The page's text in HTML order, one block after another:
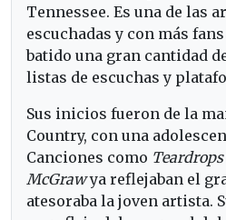
Tennessee. Es una de las
escuchadas y con más
batido una gran cantidad
listas de escuchas y
Sus inicios fueron de la
Country, con una
Canciones como
McGrawya reflejaban el
atesoraba la joven artista.